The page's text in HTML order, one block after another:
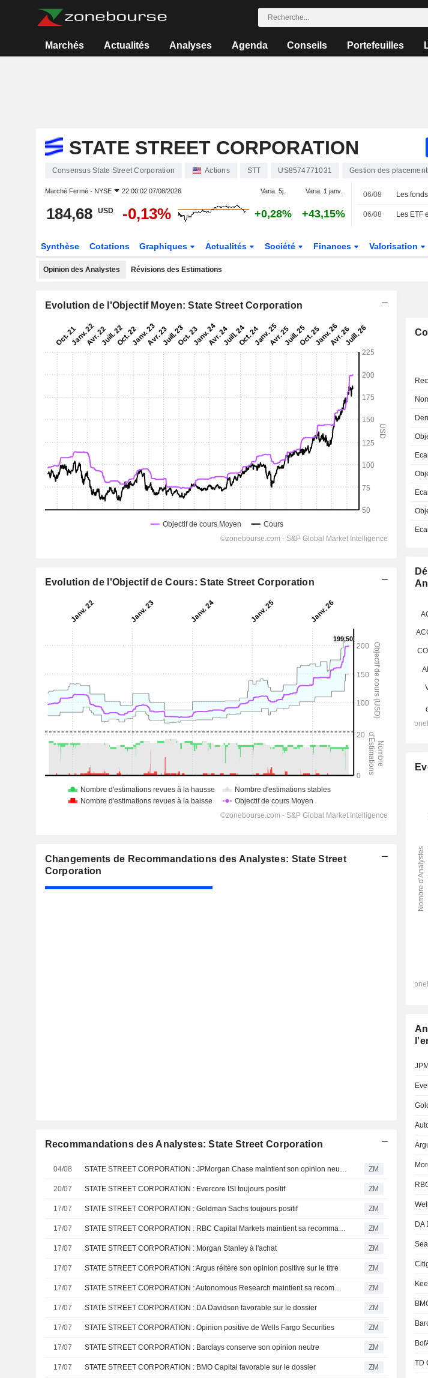
Marchés Actualités Analyses Agenda Conseils Portefeuilles
STATE STREET CORPORATION
Consensus State Street Corporation Actions STT US8574771031 Gestion des
Marché Fermé - NYSE 22:00:02 07/08/2026 Varia. 5j. Varia. 1 janv.
184,68 USD -0,13% +0,28% +43,15%
06/08
06/08
Synthèse Cotations Graphiques Actualités Société Finances Valorisation
Opinion des Analystes Révisions des Estimations
Evolution de l'Objectif Moyen: State Street Corporation
Evolution de l'Objectif de Cours: State Street Corporation
Changements de Recommandations des Analystes: State Street
Corporation
Recommandations des Analystes: State Street Corporation
04/08 STATE STREET CORPORATION : JPMorgan Chase maintient son opinion neutre ZM
20/07 STATE STREET CORPORATION : Evercore ISI toujours positif ZM
17/07 STATE STREET CORPORATION : Goldman Sachs toujours positif ZM
17/07 STATE STREET CORPORATION : RBC Capital Markets maintient sa recommandation neutre ZM
17/07 STATE STREET CORPORATION : Morgan Stanley à l'achat ZM
17/07 STATE STREET CORPORATION : Argus réitère son opinion positive sur le titre ZM
17/07 STATE STREET CORPORATION : Autonomous Research maintient sa recommandation à l'achat ZM
17/07 STATE STREET CORPORATION : DA Davidson favorable sur le dossier ZM
17/07 STATE STREET CORPORATION : Opinion positive de Wells Fargo Securities ZM
17/07 STATE STREET CORPORATION : Barclays conserve son opinion neutre ZM
17/07 STATE STREET CORPORATION : BMO Capital favorable sur le dossier ZM
DA
TD